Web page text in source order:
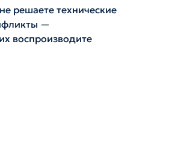
решаете технические
—
воспроизводите